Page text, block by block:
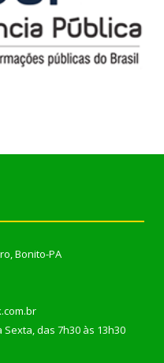
Bonito-PA
das 7h30 às 13h30